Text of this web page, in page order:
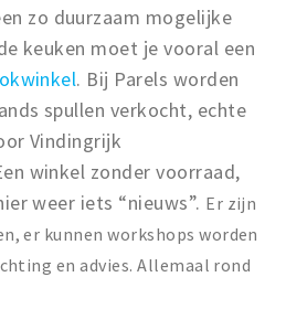
zo duurzaam mogelijke
keuken moet je vooral een
. Bij Parels worden
spullen verkocht, echte
Vindingrijk
winkel zonder voorraad,
weer iets “nieuws”. Er zijn
er kunnen workshops worden
en advies. Allemaal rond